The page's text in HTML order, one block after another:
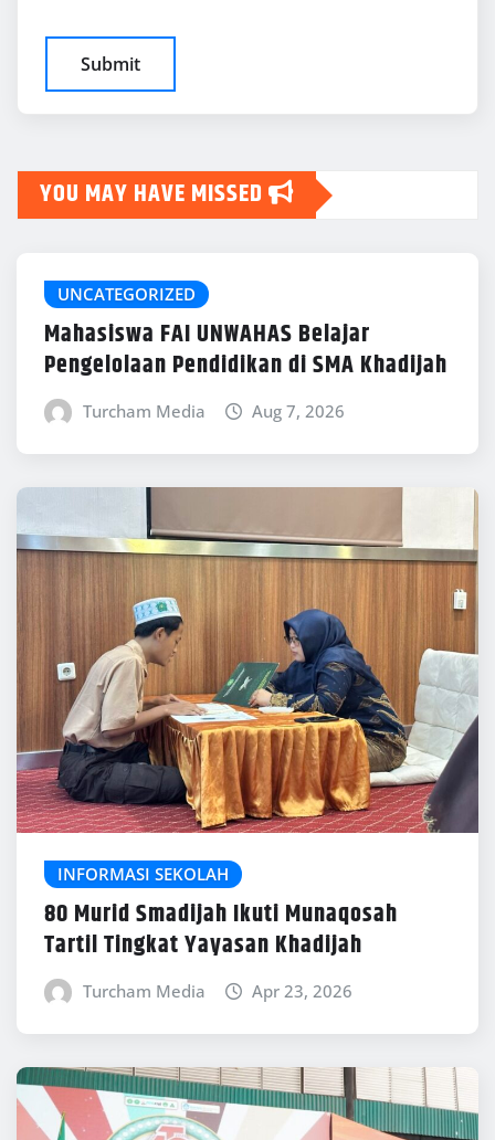
YOU MAY HAVE MISSED
UNCATEGORIZED
Mahasiswa FAI UNWAHAS Belajar
Pengelolaan Pendidikan di SMA Khadijah
Turcham Media Aug 7, 2026
INFORMASI SEKOLAH
80 Murid Smadijah Ikuti Munaqosah
Tartil Tingkat Yayasan Khadijah
Turcham Media Apr 23, 2026